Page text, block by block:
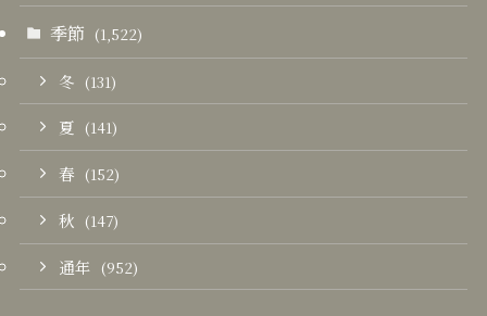
季節 (1,522)
冬 (131)
夏 (141)
春 (152)
秋 (147)
通年 (952)